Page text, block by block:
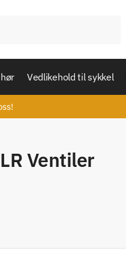
Vedlikehold til sykkel
Ventiler